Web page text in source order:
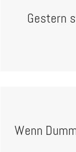
Gestern
Wenn